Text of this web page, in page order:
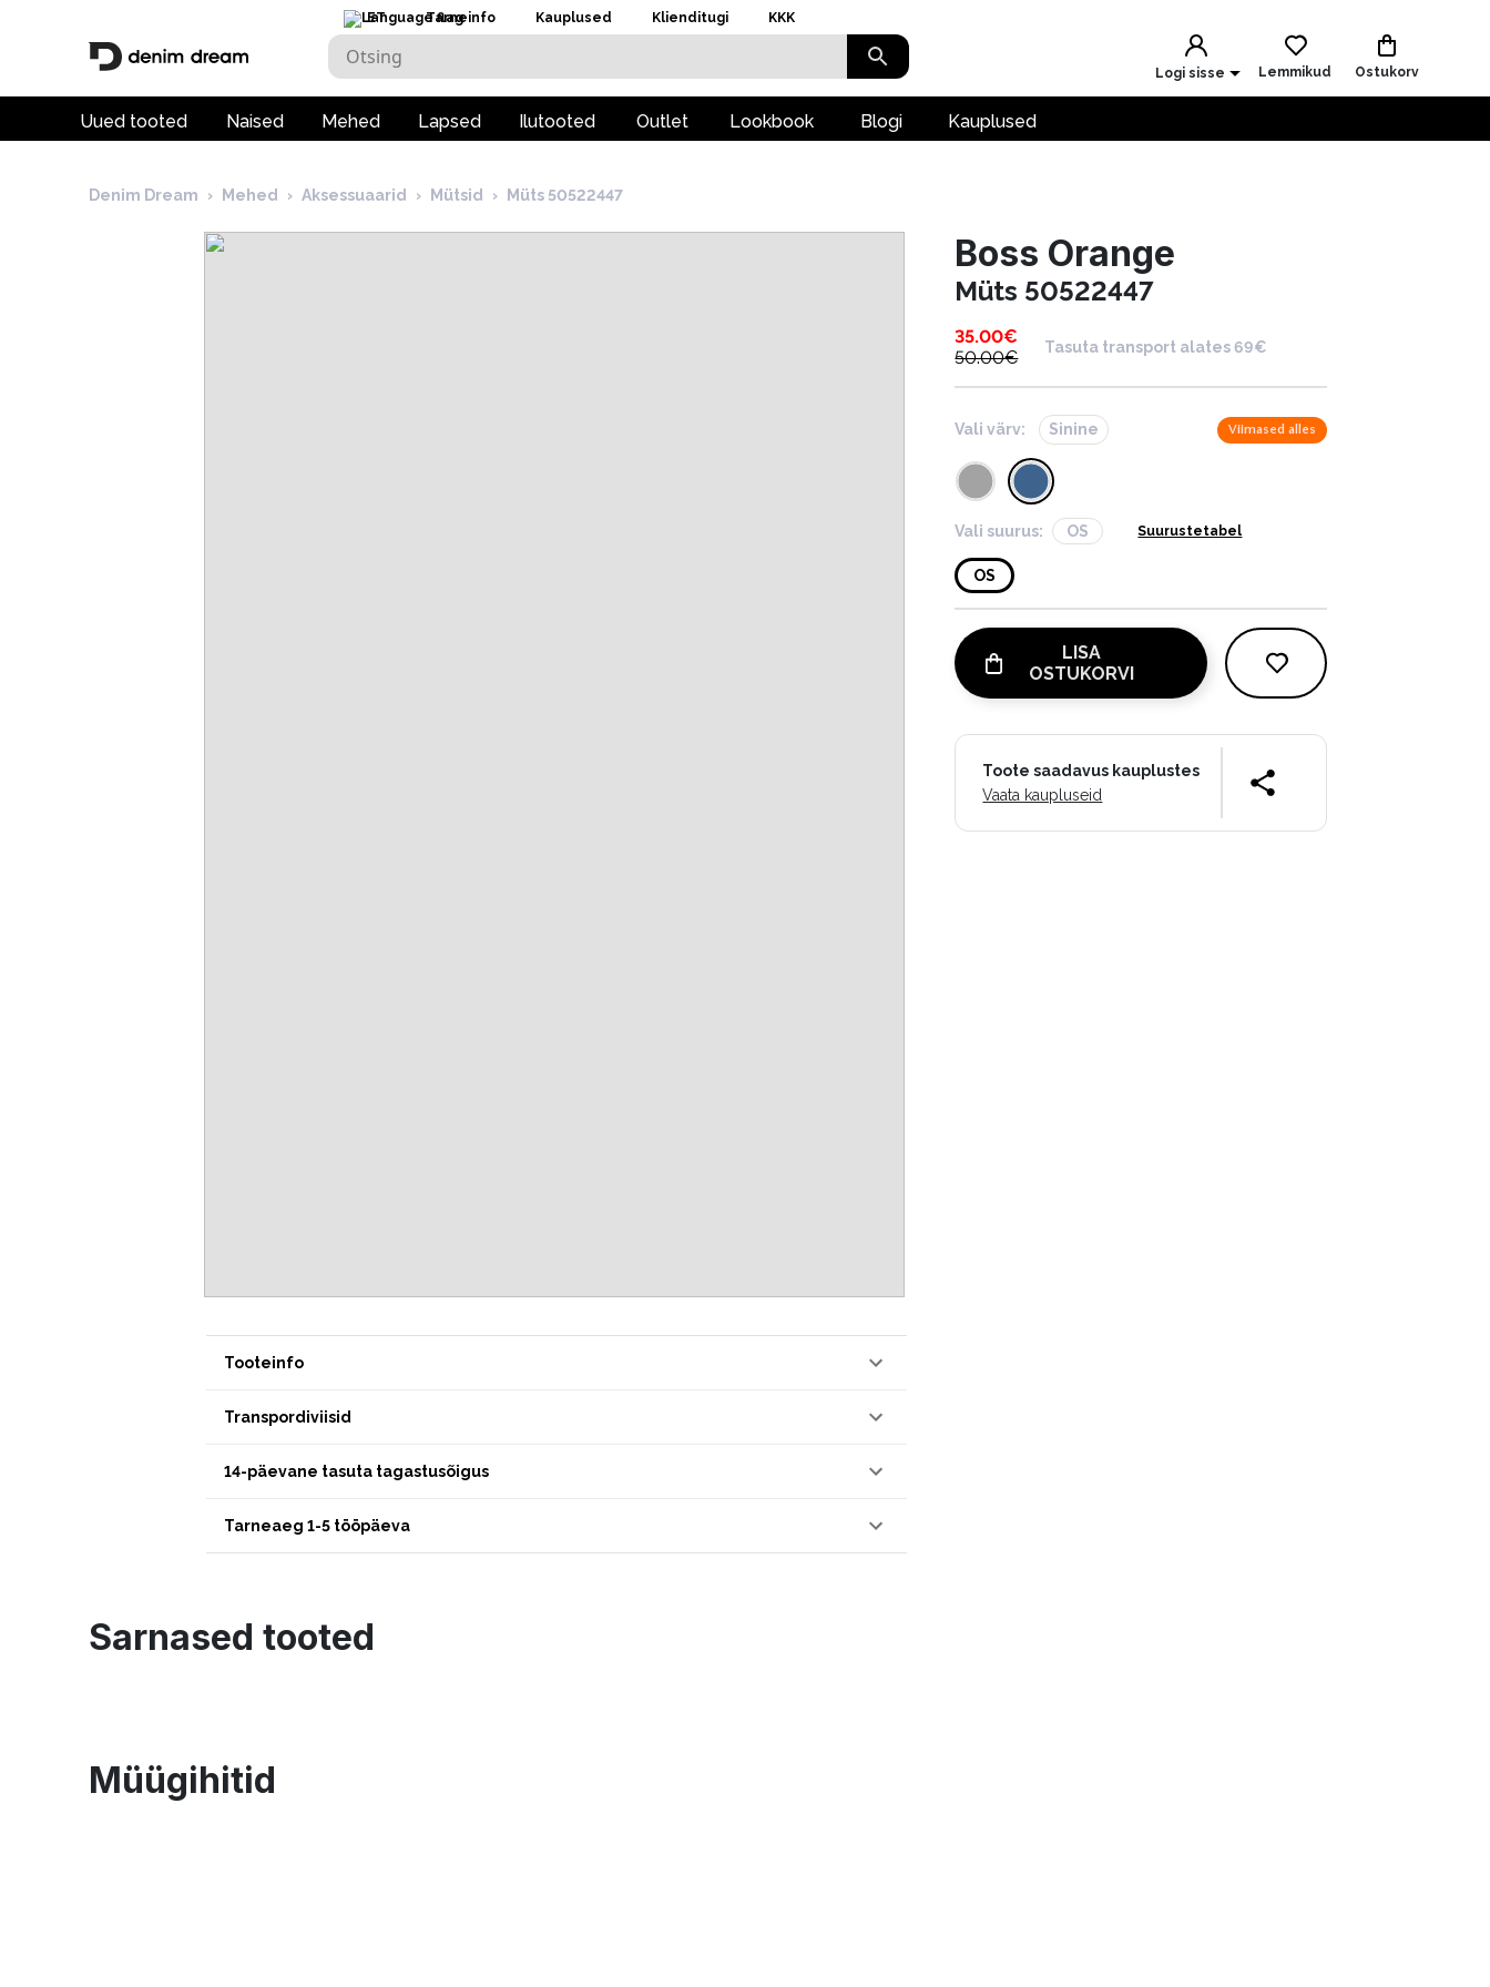
ET Tarneinfo Kauplused Klienditugi KKK
Logi sisse Lemmikud Ostukorv
Uued tooted Naised Mehed Lapsed Ilutooted Outlet Lookbook Blogi Kauplused
Denim Dream › Mehed › Aksessuaarid › Mütsid › Müts 50522447
Tooteinfo
Transpordiviisid
14-päevane tasuta tagastusõigus
Tarneaeg 1-5 tööpäeva
Boss Orange
Müts 50522447
35.00€
50.00€
Tasuta transport alates 69€
Vali värv: Sinine Viimased alles
Vali suurus: OS Suurustetabel
OS
LISA
OSTUKORVI
Toote saadavus kauplustes
Vaata kaupluseid
Sarnased tooted
Müügihitid